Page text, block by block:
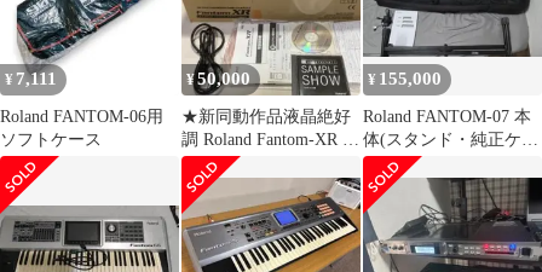
¥ 7,111
Roland FANTOM-06用
ソフトケース
¥50,000
★新同動作品液晶絶好
調 Roland Fantom-XR シ
ンセ 音源モジュール
¥ 155,000
Roland FANTOM-07 本
体(スタンド・純正ケー
ス付き)